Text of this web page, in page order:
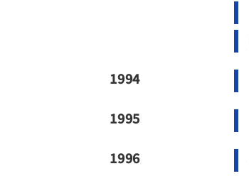
1994
1995
1996